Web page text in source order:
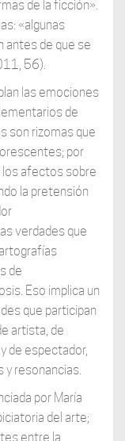
de la ficción».
«algunas
antes de que se
56).
las emociones
de
son rizomas que
por
los afectos sobre
la pretensión
verdades que
de
Eso implica un
que participan
artista, de
de espectador,
y resonancias.
por María
del arte;
entre la